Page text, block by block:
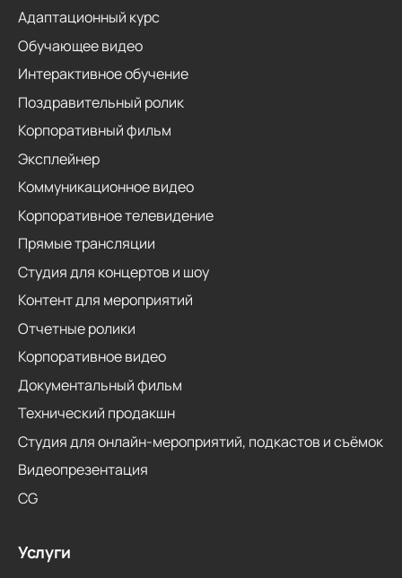
Адаптационный курс
Обучающее видео
Интерактивное обучение
Поздравительный ролик
Корпоративный фильм
Эксплейнер
Коммуникационное видео
Корпоративное телевидение
Прямые трансляции
Студия для концертов и шоу
Контент для мероприятий
Отчетные ролики
Корпоративное видео
Документальный фильм
Технический продакшн
Студия для онлайн-мероприятий, подкастов и съёмок
Видеопрезентация
CG
Услуги